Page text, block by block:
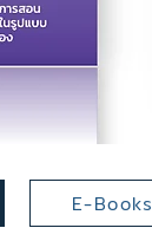
E-Books